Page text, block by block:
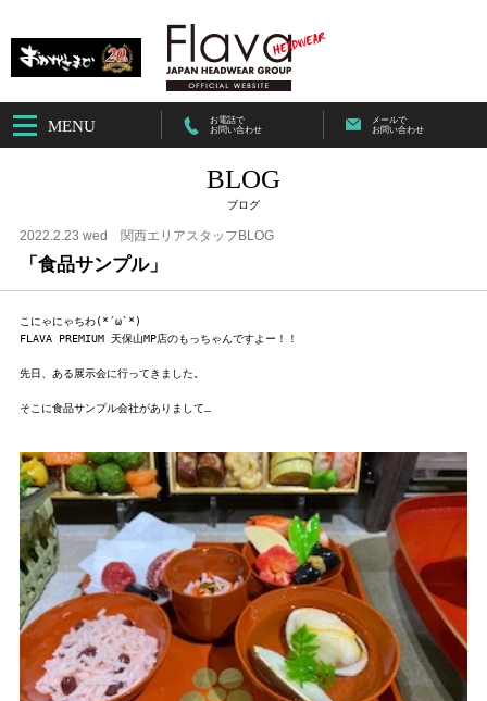
MENU
お電話で
お問い合わせ
メールで
お問い合わせ
BLOG
ブログ
2022.2.23 wed 関西エリアスタッフBLOG
「食品サンプル」
こにゃにゃちわ(*´ω`*)
FLAVA PREMIUM 天保山MP店のもっちゃんですよー！！
先日、ある展示会に行ってきました。
そこに食品サンプル会社がありまして…